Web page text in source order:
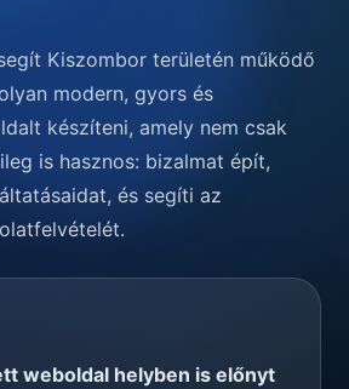
Kiszombor területén működő
modern, gyors és
készíteni, amely nem csak
is hasznos: bizalmat épít,
és segíti az
weboldal helyben is előnyt